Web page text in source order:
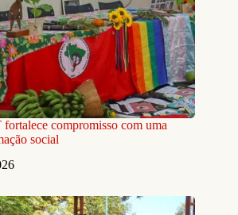
compromisso com uma
social